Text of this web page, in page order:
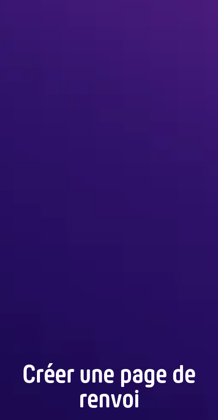
Créer une page de
renvoi